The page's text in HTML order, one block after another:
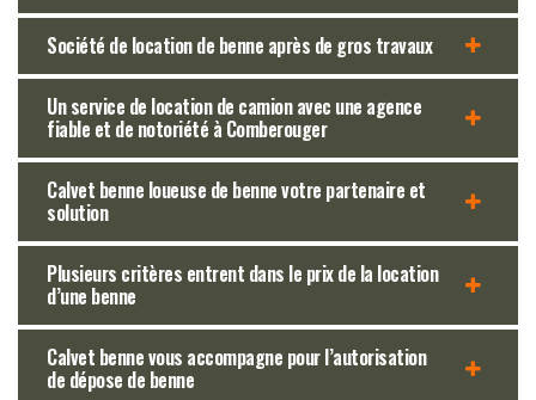
Société de location de benne après de gros travaux
Un service de location de camion avec une agence
fiable et de notoriété à Comberouger
Calvet benne loueuse de benne votre partenaire et
solution
Plusieurs critères entrent dans le prix de la location
d’une benne
Calvet benne vous accompagne pour l’autorisation
de dépose de benne